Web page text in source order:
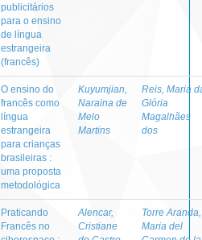
publicitários
para o ensino
de língua
estrangeira
(francês)
O ensino do
francês como
língua
estrangeira
para crianças
brasileiras :
uma proposta
metodológica
Kuyumjian,
Naraina de
Melo
Martins
Reis, Maria
Glória
Magalhães
dos
Praticando
Francês no
Alencar,
Cristiane
Torre Aranda,
Maria del